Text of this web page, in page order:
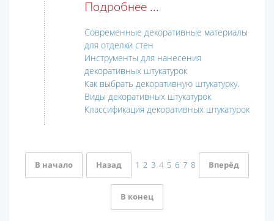
Подробнее ...
Современные декоративные материалы
для отделки стен
Инструменты для нанесения
декоративных штукатурок
Как выбрать декоративную штукатурку.
Виды декоративных штукатурок
Классификация декоративных штукатурок
В начало Назад 1 2 3 4 5 6 7 8 Вперёд
В конец